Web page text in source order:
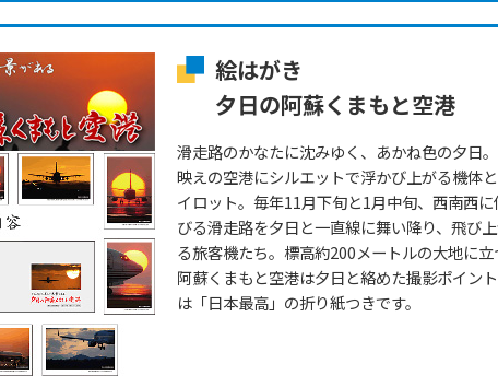
絵はがき
夕日の阿蘇くまもと空港
滑走路のかなたに沈みゆく、あかね色の夕日
映えの空港にシルエットで浮かび上がる機体
イロット。毎年11月下旬と1月中旬、西南西に
びる滑走路を夕日と一直線に舞い降り、飛び
る旅客機たち。標高約200メートルの大地に立
阿蘇くまもと空港は夕日と絡めた撮影ポイン
は「日本最高」の折り紙つきです。